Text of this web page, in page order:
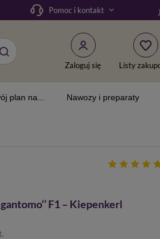
Pomoc i kontakt
Zaloguj się Listy
plan na... Nawozy i preparaty
F1 – Kiepenkerl